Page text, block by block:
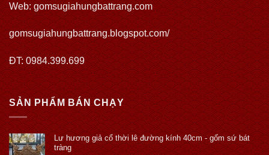
Web:gomsugiahungbattrang.com
gomsugiahungbattrang.blogspot.com/
ĐT: 0984.399.699
SẢN PHẨM BÁN CHẠY
Lư hương giả cổ thời lê đường kính 40cm - gốm sứ bát
tràng